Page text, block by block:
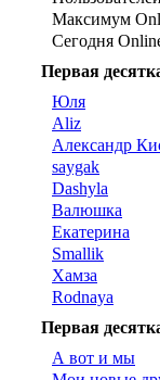
Максимум
Сегодня
Первая
Юля
Aliz
Александр
saygak
Dashyla
Валюшка
Екатерина
Smallik
Хамза
Rodnaya
Первая
А вот и мы